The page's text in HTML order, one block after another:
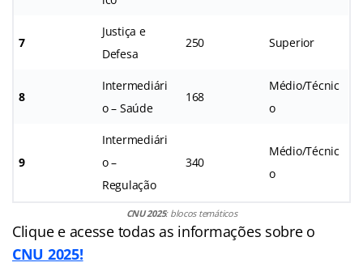
7
Justiça e
Defesa
250 Superior
8
Intermediári
o – Saúde
168
Médio/Técnic
o
9
Intermediári
o –
Regulação
340
Médio/Técnic
o
CNU 2025: blocos temáticos
Clique e acesse todas as informações sobre o
CNU 2025!